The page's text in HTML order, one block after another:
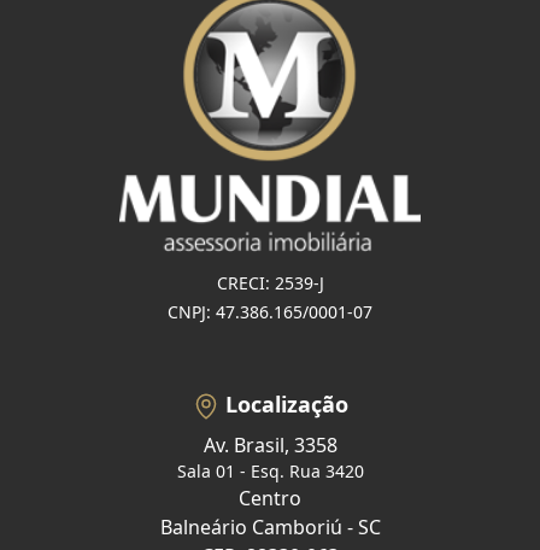
CRECI: 2539-J
CNPJ: 47.386.165/0001-07
Localização
Av. Brasil, 3358
Sala 01 - Esq. Rua 3420
Centro
Balneário Camboriú - SC